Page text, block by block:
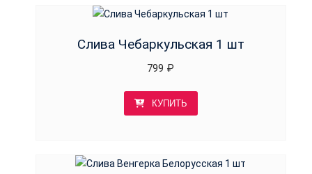
Слива Чебаркульская 1 шт
799 ₽
КУПИТЬ